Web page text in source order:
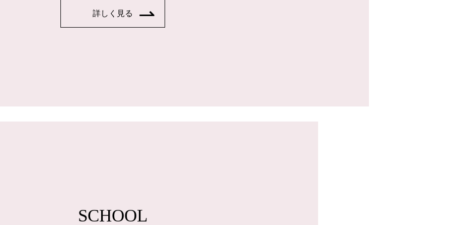
詳しく見る
SCHOOL